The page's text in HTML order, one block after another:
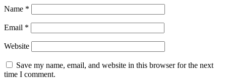
Name *
Email *
Website
Save my name, email, and website in this browser for the next
time I comment.